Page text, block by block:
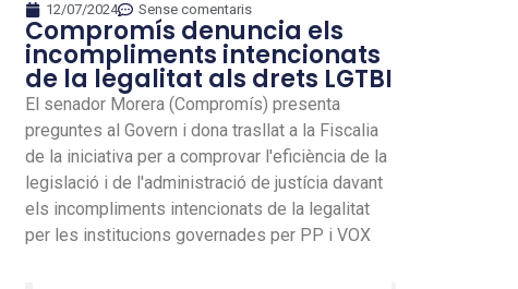
12/07/2024 Sense comentaris
Compromís denuncia els
incompliments intencionats
de la legalitat als drets LGTBI
El senador Morera (Compromís) presenta
preguntes al Govern i dona trasllat a la Fiscalia
de la iniciativa per a comprovar l'eficiència de la
legislació i de l'administració de justícia davant
els incompliments intencionats de la legalitat
per les institucions governades per PP i VOX